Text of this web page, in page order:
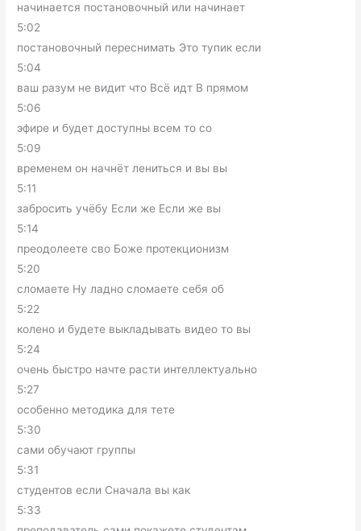
начинается постановочный или начинает
5:02
постановочный переснимать Это тупик если
5:04
ваш разум не видит что Всё идт В прямом
5:06
эфире и будет доступны всем то со
5:09
временем он начнёт лениться и вы вы
5:11
забросить учёбу Если же Если же вы
5:14
преодолеете сво Боже протекционизм
5:20
сломаете Ну ладно сломаете себя об
5:22
колено и будете выкладывать видео то вы
5:24
очень быстро начте расти интеллектуально
5:27
особенно методика для тете
5:30
сами обучают группы
5:31
студентов если Сначала вы как
5:33